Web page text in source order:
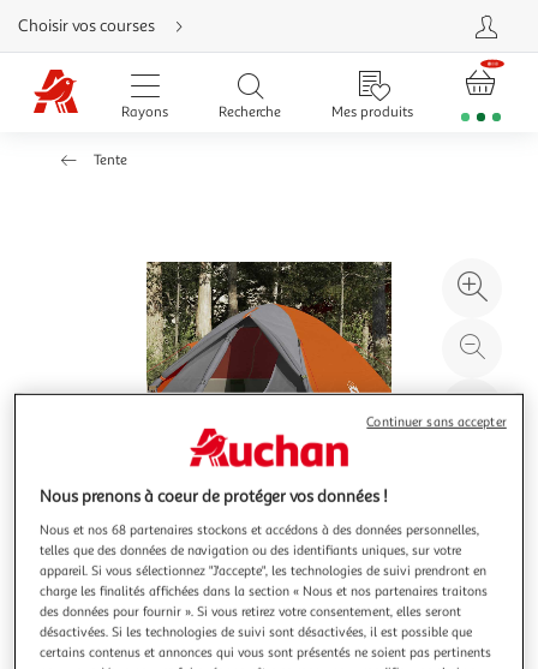
Aller
directement
au
contenu
Aller
directement
Aller
Choisir vos courses
Rayons Recherche Mes produits
Tente
à
100
le
Illustration
précédente
Illustration
suivante
VIDAXL
Nous prenons à coeur de protéger vos données !
Nous et nos 68 partenaires stockons et accédons à des données personnelles,
telles que des données de navigation ou des identifiants uniques, sur votre
appareil. Si vous sélectionnez "J'accepte", les technologies de suivi prendront en
charge les finalités affichées dans la section « Nous et nos partenaires traitons
des données pour fournir ». Si vous retirez votre consentement, elles seront
désactivées. Si les technologies de suivi sont désactivées, il est possible que
certains contenus et annonces qui vous sont présentés ne soient pas pertinents
Continuer sans accepter